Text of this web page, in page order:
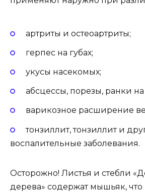
артриты и остеоартриты;
герпес на губах;
укусы насекомых;
абсцессы, порезы, ранки
варикозное расширение
тонзиллит, тонзиллит и
воспалительные заболевания.
Осторожно! Листья и стебли
дерева» содержат мышьяк, что